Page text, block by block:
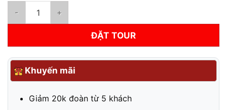
ĐẶT TOUR
Khuyến mãi
Giảm 20k đoàn từ 5 khách